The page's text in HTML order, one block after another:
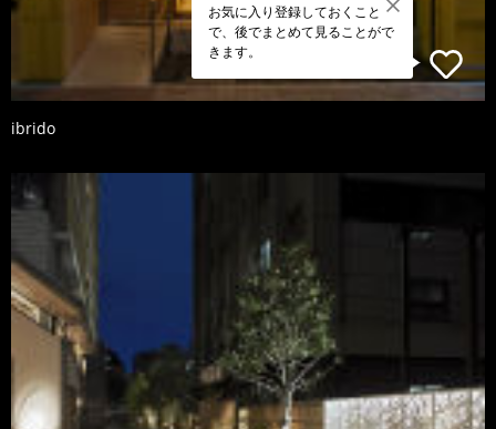
お気に入り登録しておくこと
で、後でまとめて見ることがで
きます。
ibrido